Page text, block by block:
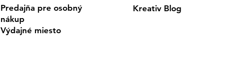
Predajňa pre osobný
nákup
Výdajné miesto
Kreativ Blog